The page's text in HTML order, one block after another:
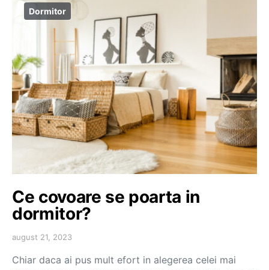
Dormitor
Ce covoare se poarta in
dormitor?
august 21, 2023
Chiar daca ai pus mult efort in alegerea celei mai